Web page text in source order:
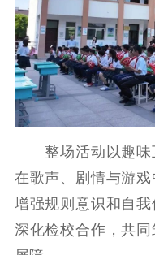
提升资源库
科研创新
服务管理平台
文化产业
统计分析
电影
服务
责任编辑注
整场活动以趣味
在歌声、剧情与游戏
增强规则意识和自
深化检校合作，共